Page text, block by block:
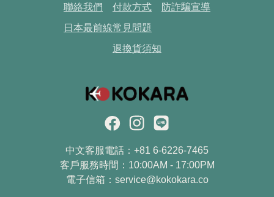
聯絡我們
日本最前線
付款方式
常見問題
退換貨須知
防詐騙宣導
中文客服電話：+81 6-6226-7465
客戶服務時間：10:00AM - 17:00PM
電子信箱： service@kokokara.co